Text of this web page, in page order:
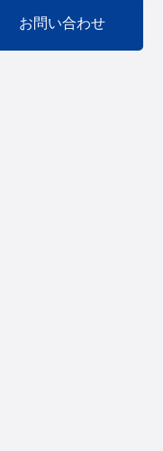
お問い合わせ